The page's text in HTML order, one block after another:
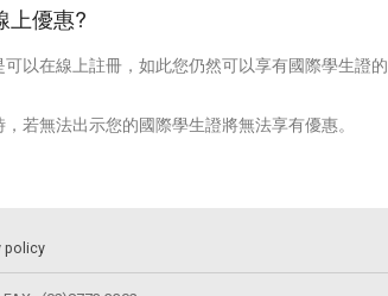
上優惠?
以在線上註冊，如此您仍然可以享有國際學生證的
若無法出示您的國際學生證將無法享有優惠。
policy